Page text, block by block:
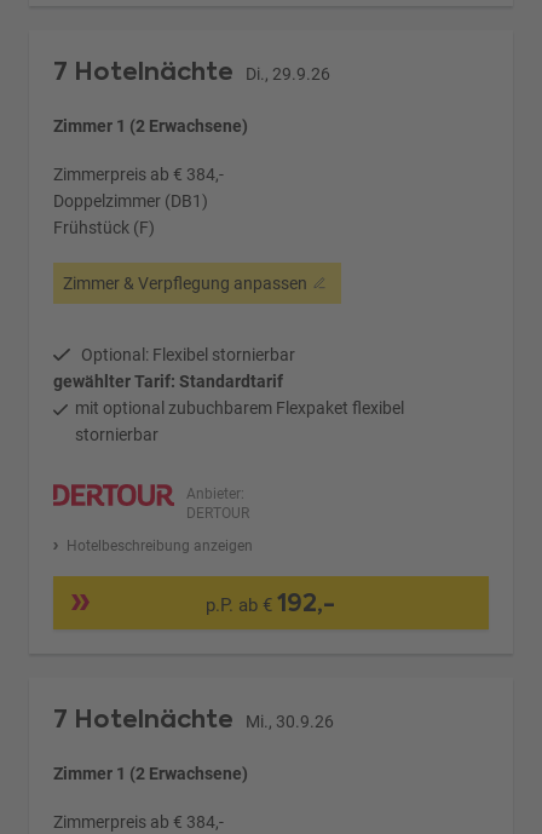
7 Hotelnächte Di., 29.9.26
Zimmer 1 (2 Erwachsene)
Zimmerpreis ab € 384,-
Doppelzimmer (DB1)
Frühstück (F)
Zimmer & Verpflegung anpassen
Optional: Flexibel stornierbar
gewählter Tarif: Standardtarif
mit optional zubuchbarem Flexpaket flexibel
stornierbar
Anbieter:
DERTOUR
Hotelbeschreibung anzeigen
p.P. ab €192,-
7 Hotelnächte Mi., 30.9.26
Zimmer 1 (2 Erwachsene)
Zimmerpreis ab € 384,-